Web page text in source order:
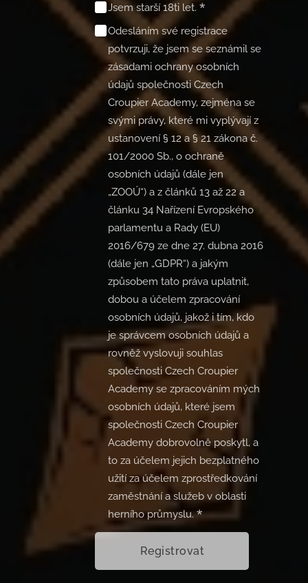
Jsem starší 18ti let.
Odesláním své registrace
potvrzuji, že jsem se seznámil se
zásadami ochrany osobních
údajů společnosti Czech
Croupier Academy, zejména se
svými právy, které mi vyplývají z
ustanovení § 12 a § 21 zákona č.
101/2000 Sb., o ochraně
osobních údajů (dále jen
„ZOOÚ“) a z článků 13 až 22 a
článku 34 Nařízení Evropského
parlamentu a Rady (EU)
2016/679 ze dne 27. dubna 2016
(dále jen „GDPR“) a jakým
způsobem tato práva uplatnit,
dobou a účelem zpracování
osobních údajů, jakož i tím, kdo
je správcem osobních údajů a
rovněž vyslovuji souhlas
společnosti Czech Croupier
Academy se zpracováním mých
osobních údajů, které jsem
společnosti Czech Croupier
Academy dobrovolně poskytl, a
to za účelem jejich bezplatného
užití za účelem zprostředkování
zaměstnání a služeb v oblasti
herního průmyslu.
Registrovat